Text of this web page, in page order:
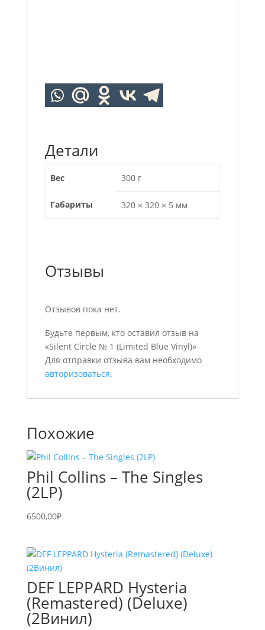
Детали
Вес 300 г
Габариты 320 × 320 × 5 мм
Отзывы
Отзывов пока нет.
Будьте первым, кто оставил отзыв на
«Silent Circle № 1 (Limited Blue Vinyl)»
Для отправки отзыва вам необходимо
авторизоваться.
Похожие
Phil Collins – The Singles
(2LP)
6500,00₽
DEF LEPPARD Hysteria
(Remastered) (Deluxe)
(2Винил)